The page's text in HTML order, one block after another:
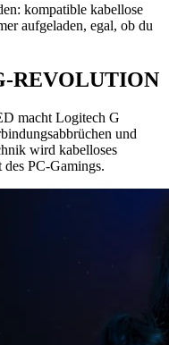
kompatible kabellose
aufgeladen, egal, ob du
REVOLUTION
macht Logitech G
und
wird kabelloses
PC-Gamings.